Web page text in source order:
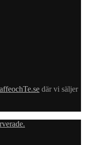
där vi säljer